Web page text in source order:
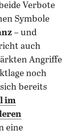
Verbote
Symbole
– und
auch
Angriffe
noch
bereits
im
eine